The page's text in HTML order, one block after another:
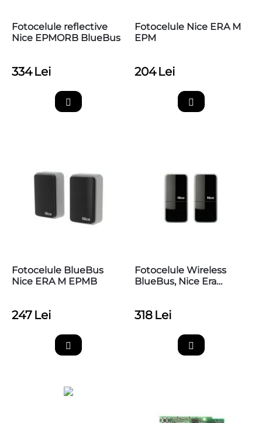
Fotocelule reflective
Nice EPMORB BlueBus
334 Lei
Fotocelule Nice ERA M
EPM
204 Lei
Fotocelule BlueBus
Nice ERA M EPMB
247 Lei
Fotocelule Wireless
BlueBus, Nice Era
318 Lei